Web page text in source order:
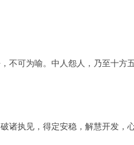
不可为喻。中人怨人，乃至十方
诸执见，得定安稳，解慧开发，